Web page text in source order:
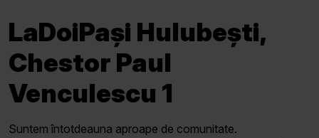
LaDoiPași Hulubești,
Chestor Paul
Venculescu 1
Suntem întotdeauna aproape de comunitate.